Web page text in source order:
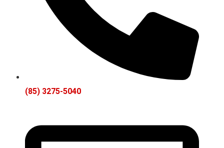
(85) 3275-5040